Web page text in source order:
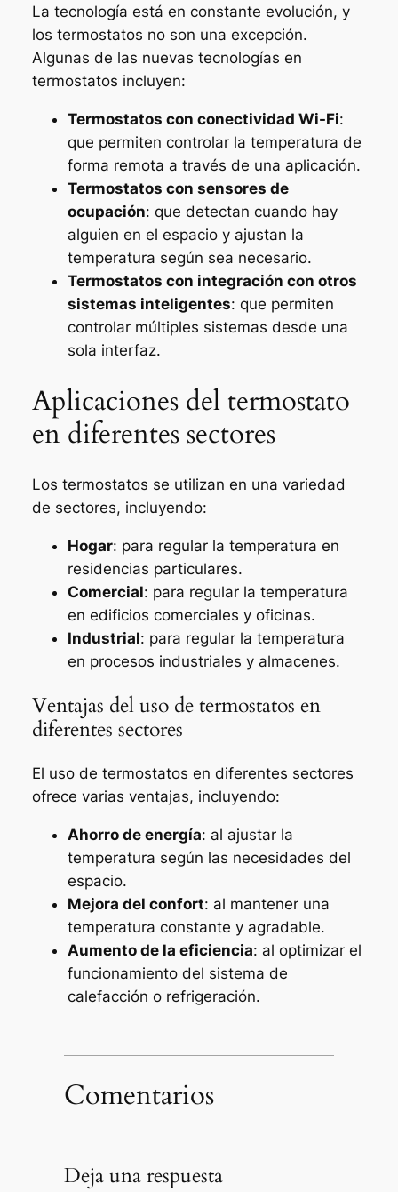
La tecnología está en constante evolución, y
los termostatos no son una excepción.
Algunas de las nuevas tecnologías en
termostatos incluyen:
Termostatos con conectividad Wi-Fi:
que permiten controlar la temperatura de
forma remota a través de una aplicación.
Termostatos con sensores de
ocupación: que detectan cuando hay
alguien en el espacio y ajustan la
temperatura según sea necesario.
Termostatos con integración con otros
sistemas inteligentes: que permiten
controlar múltiples sistemas desde una
sola interfaz.
Aplicaciones del termostato
en diferentes sectores
Los termostatos se utilizan en una variedad
de sectores, incluyendo:
Hogar: para regular la temperatura en
residencias particulares.
Comercial: para regular la temperatura
en edificios comerciales y oficinas.
Industrial: para regular la temperatura
en procesos industriales y almacenes.
Ventajas del uso de termostatos en
diferentes sectores
El uso de termostatos en diferentes sectores
ofrece varias ventajas, incluyendo:
Ahorro de energía: al ajustar la
temperatura según las necesidades del
espacio.
Mejora del confort: al mantener una
temperatura constante y agradable.
Aumento de la eficiencia: al optimizar el
funcionamiento del sistema de
calefacción o refrigeración.
Comentarios
Deja una respuesta